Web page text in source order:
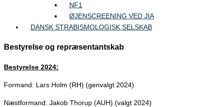
NF1
ØJENSCREENING VED JIA
DANSK STRABISMOLOGISK SELSKAB
Bestyrelse og repræsentantskab
Bestyrelse 2024:
Formand: Lars Holm (RH) (genvalgt 2024)
Næstformand: Jakob Thorup (AUH) (valgt 2024)